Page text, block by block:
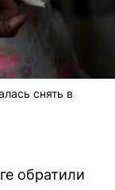
снять в
обратили